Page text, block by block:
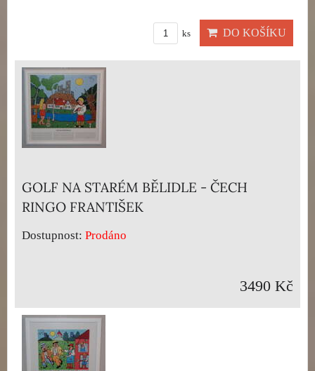
ks DO KOŠÍKU
GOLF NA STARÉM BĚLIDLE - ČECH
RINGO FRANTIŠEK
Dostupnost: Prodáno
3490 Kč